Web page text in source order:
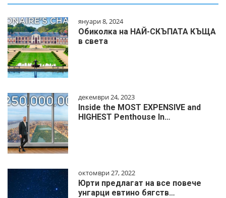
януари 8, 2024
Обиколка на НАЙ-СКЪПАТА КЪЩА
в света
декември 24, 2023
Inside the MOST EXPENSIVE and
HIGHEST Penthouse In…
октомври 27, 2022
Юрти предлагат на все повече
унгарци евтино бягств…